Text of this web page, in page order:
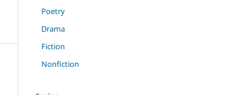
Poetry
Drama
Fiction
Nonfiction